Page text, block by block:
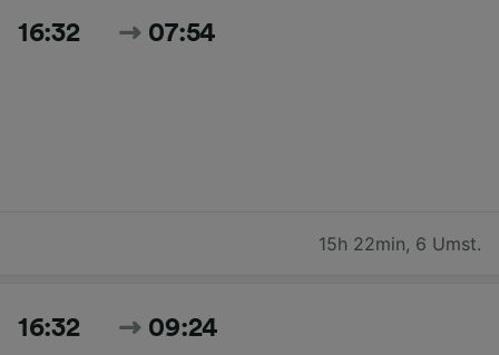
16:32 07:54
15h 22min, 6 Umst.
16:32 09:24